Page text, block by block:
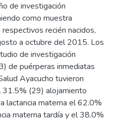
de investigación
como muestra
recién nacidos,
a octubre del 2015. Los
de investigación
de puérperas inmediatas
Ayacucho tuvieron
31.5% (29) alojamiento
lactancia materna el 62.0%
materna tardía y el 38.0%